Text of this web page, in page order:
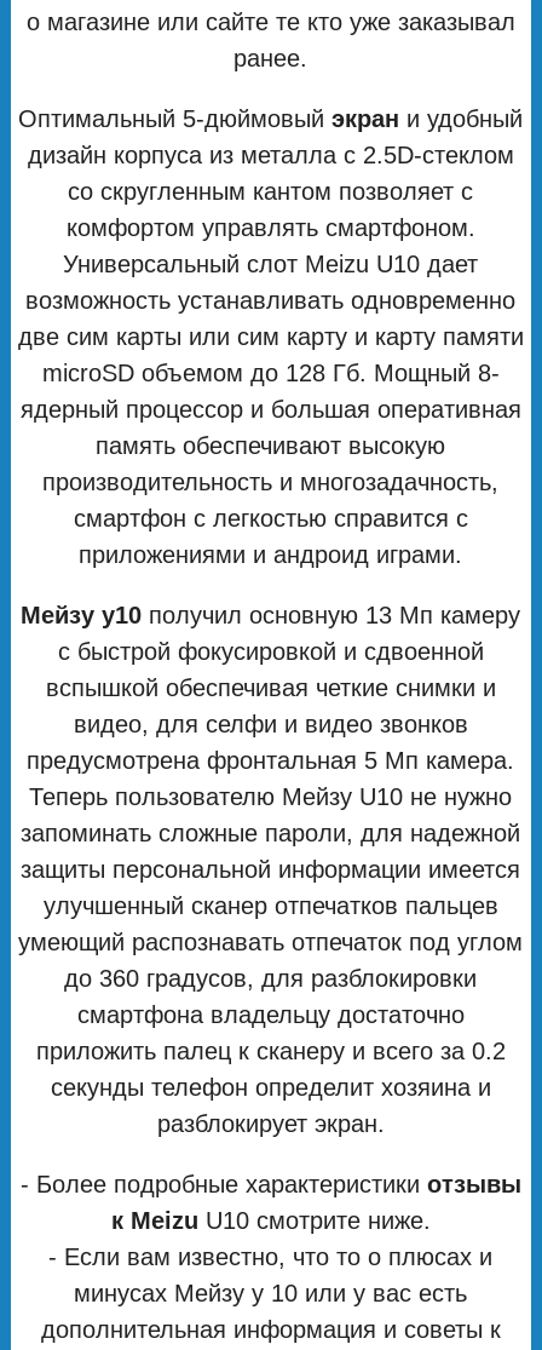
о магазине или сайте те кто уже заказывал
ранее.
Оптимальный 5-дюймовыйэкран и удобный
дизайн корпуса из металла с 2.5D-стеклом
со скругленным кантом позволяет с
комфортом управлять смартфоном.
Универсальный слот Meizu U10 дает
возможность устанавливать одновременно
две сим карты или сим карту и карту памяти
microSD объемом до 128 Гб. Мощный 8-
ядерный процессор и большая оперативная
память обеспечивают высокую
производительность и многозадачность,
смартфон с легкостью справится с
приложениями и андроид играми.
Мейзу у10 получил основную 13 Мп камеру
с быстрой фокусировкой и сдвоенной
вспышкой обеспечивая четкие снимки и
видео, для селфи и видео звонков
предусмотрена фронтальная 5 Мп камера.
Теперь пользователю Мейзу U10 не нужно
запоминать сложные пароли, для надежной
защиты персональной информации имеется
улучшенный сканер отпечатков пальцев
умеющий распознавать отпечаток под углом
до 360 градусов, для разблокировки
смартфона владельцу достаточно
приложить палец к сканеру и всего за 0.2
секунды телефон определит хозяина и
разблокирует экран.
- Более подробные характеристики отзывы
к Meizu U10 смотрите ниже.
- Если вам известно, что то о плюсах и
минусах Мейзу у 10 или у вас есть
дополнительная информация и советы к